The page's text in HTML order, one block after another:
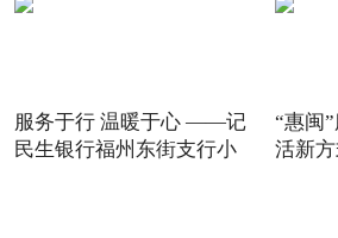
服务于行 温暖于心 ——记
民生银行福州东街支行小
“惠闽
活新